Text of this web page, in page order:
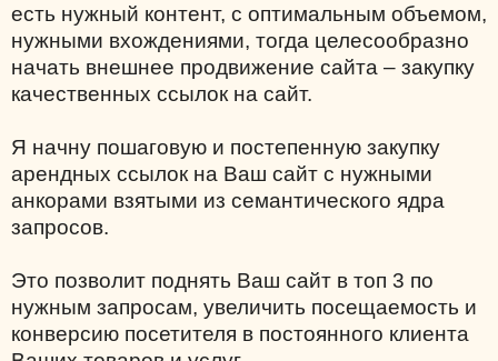
есть нужный контент, с оптимальным объемом,
нужными вхождениями, тогда целесообразно
начать внешнее продвижение сайта – закупку
качественных ссылок на сайт.
Я начну пошаговую и постепенную закупку
арендных ссылок на Ваш сайт с нужными
анкорами взятыми из семантического ядра
запросов.
Это позволит поднять Ваш сайт в топ 3 по
нужным запросам, увеличить посещаемость и
конверсию посетителя в постоянного клиента